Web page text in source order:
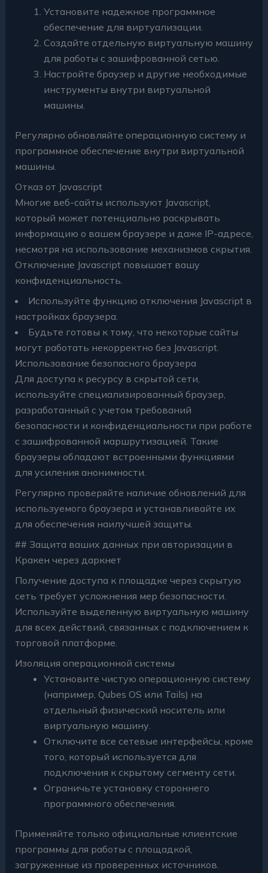
Установите надежное программное
обеспечение для виртуализации.
Создайте отдельную виртуальную машину
для работы с зашифрованной сетью.
Настройте браузер и другие необходимые
инструменты внутри виртуальной
машины.
Регулярно обновляйте операционную систему и
программное обеспечение внутри виртуальной
машины.
Отказ от Javascript
Многие веб-сайты используют Javascript,
который может потенциально раскрывать
информацию о вашем браузере и даже IP-адресе,
несмотря на использование механизмов скрытия.
Отключение Javascript повышает вашу
конфиденциальность.
Используйте функцию отключения Javascript в
настройках браузера.
Будьте готовы к тому, что некоторые сайты
могут работать некорректно без Javascript.
Использование безопасного браузера
Для доступа к ресурсу в скрытой сети,
используйте специализированный браузер,
разработанный с учетом требований
безопасности и конфиденциальности при работе
с зашифрованной маршрутизацией. Такие
браузеры обладают встроенными функциями
для усиления анонимности.
Регулярно проверяйте наличие обновлений для
используемого браузера и устанавливайте их
для обеспечения наилучшей защиты.
## Защита ваших данных при авторизации в
Кракен через даркнет
Получение доступа к площадке через скрытую
сеть требует усложнения мер безопасности.
Используйте выделенную виртуальную машину
для всех действий, связанных с подключением к
торговой платформе.
Изоляция операционной системы
Установите чистую операционную систему
(например, Qubes OS или Tails) на
отдельный физический носитель или
виртуальную машину.
Отключите все сетевые интерфейсы, кроме
того, который используется для
подключения к скрытому сегменту сети.
Ограничьте установку стороннего
программного обеспечения.
Применяйте только официальные клиентские
программы для работы с площадкой,
загруженные из проверенных источников.